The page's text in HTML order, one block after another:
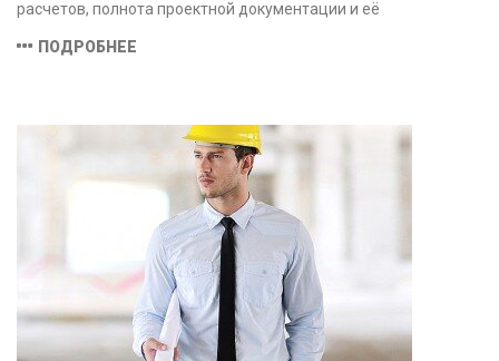
расчетов, полнота проектной документации и её
предотвратить ошибки на этапе строительства и
ПОДРОБНЕЕ